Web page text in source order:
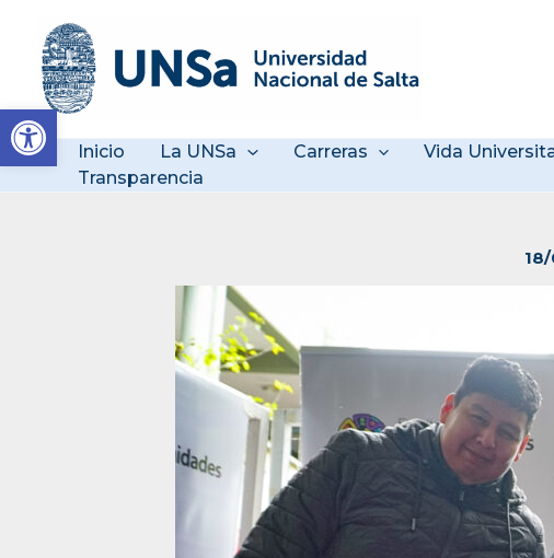
Abrir barra de herramientas
contenido
Inicio La UNSa Carreras Vida
Transparencia